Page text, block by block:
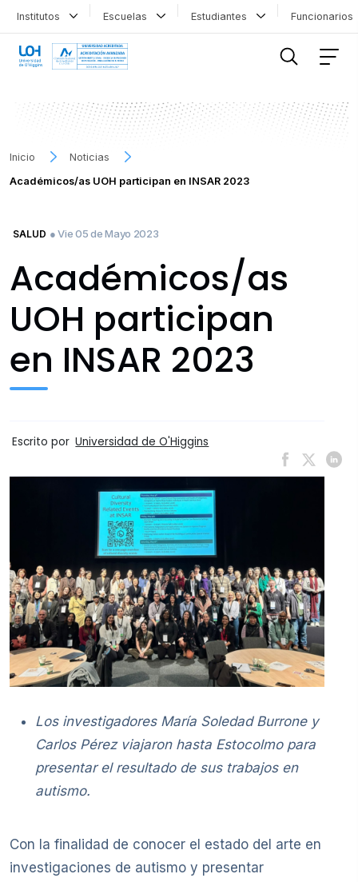
Institutos Escuelas Estudiantes
Inicio
Noticias
Académicos/as UOH participan en INSAR 2023
SALUD ● Vie 05 de Mayo 2023
Académicos/as
UOH participan
en INSAR 2023
Escrito por Universidad de O'Higgins
Los investigadores María Soledad Burrone y
Carlos Pérez viajaron hasta Estocolmo para
presentar el resultado de sus trabajos en
autismo.
Con la finalidad de conocer el estado del arte en
investigaciones de autismo y presentar